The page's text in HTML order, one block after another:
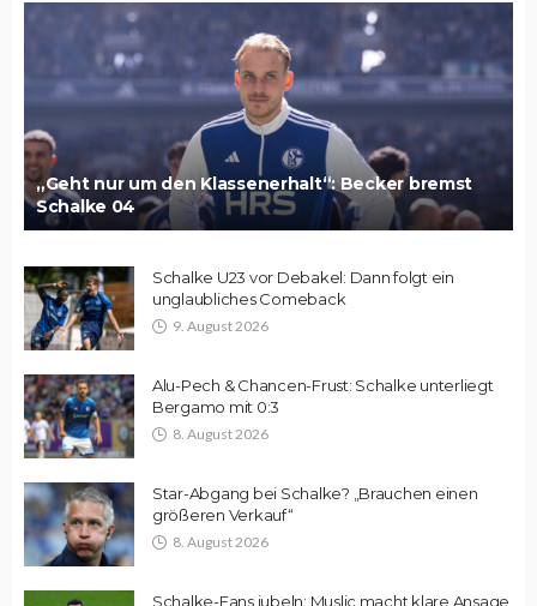
„Geht nur um den Klassenerhalt“: Becker bremst
Schalke 04
Schalke U23 vor Debakel: Dann folgt ein
unglaubliches Comeback
9. August 2026
Alu-Pech & Chancen-Frust: Schalke unterliegt
Bergamo mit 0:3
8. August 2026
Star-Abgang bei Schalke? „Brauchen einen
größeren Verkauf“
8. August 2026
Schalke-Fans jubeln: Muslic macht klare Ansage